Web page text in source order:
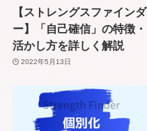
【ストレングスファインダ
ー】「自己確信」の特徴・
活かし方を詳しく解説
2022年5月13日